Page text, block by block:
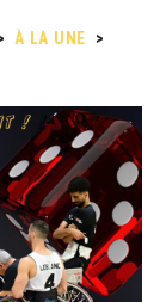
À LA UNE
>